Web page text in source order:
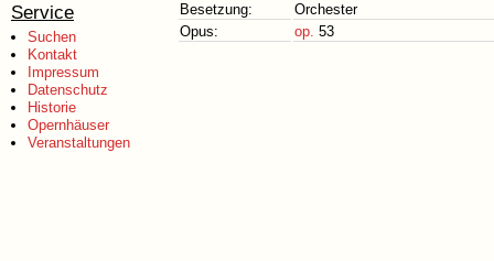
Service
Suchen
Kontakt
Impressum
Datenschutz
Historie
Opernhäuser
Veranstaltungen
Besetzung:
Orchester
Opus:
op. 53